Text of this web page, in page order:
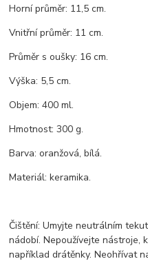
Horní průměr: 11,5 cm.
Vnitřní průměr: 11 cm.
Průměr s oušky: 16 cm.
Výška: 5,5 cm.
Objem: 400 ml.
Hmotnost: 300 g.
Barva: oranžová, bílá.
Materiál: keramika.
Čištění: Umyjte neutrálním
nádobí. Nepoužívejte nástroje,
například drátěnky. Neohřívat